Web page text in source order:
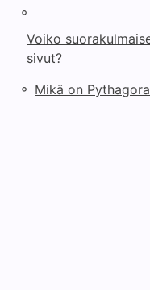
◦
Voiko
sivut?
◦ Mikä on